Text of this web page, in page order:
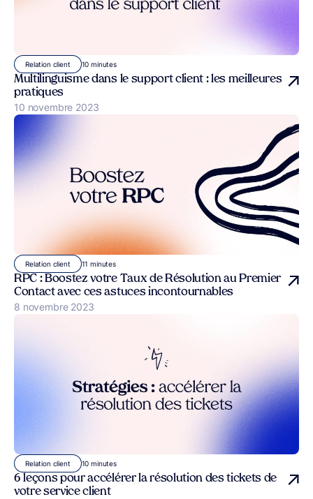
Relation client 10 minutes
Multilinguisme dans le support client : les meilleures
pratiques
Publié le
10 novembre 2023
Relation client 11 minutes
RPC : Boostez votre Taux de Résolution au Premier
Contact avec ces astuces incontournables
Publié le
8 novembre 2023
Relation client 10 minutes
6 leçons pour accélérer la résolution des tickets de
votre service client